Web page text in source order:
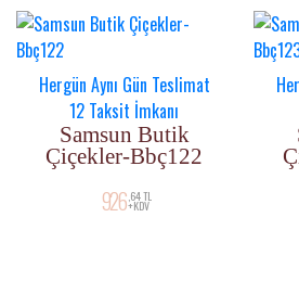
Hergün Aynı Gün Teslimat
12 Taksit İmkanı
Samsun Butik
Çiçekler-Bbç122
926 ,64 TL
+KDV